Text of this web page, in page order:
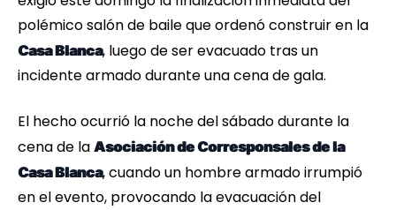
polémico salón de baile que ordenó construir en la
Casa Blanca, luego de ser evacuado tras un
incidente armado durante una cena de gala.
El hecho ocurrió la noche del sábado durante la
cena de la Asociación de Corresponsales de la
Casa Blanca, cuando un hombre armado irrumpió
en el evento, provocando la evacuación del